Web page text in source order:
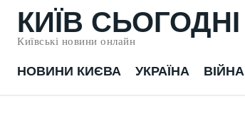
КИЇВ СЬОГОДНІ
Київські новини онлайн
НОВИНИ КИЄВА УКРАЇНА ВІЙНА